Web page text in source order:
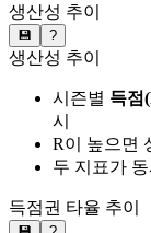
생산성 추이
💾 ?
생산성 추이
시즌별 득점
시
R이 높으면
두 지표가
득점권 타율 추이